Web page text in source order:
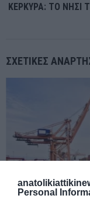
Personal
ΚΕΡΚΥΡΑ: ΤΟ ΝΗΣΙ
ΣΧΕΤΙΚΈΣ